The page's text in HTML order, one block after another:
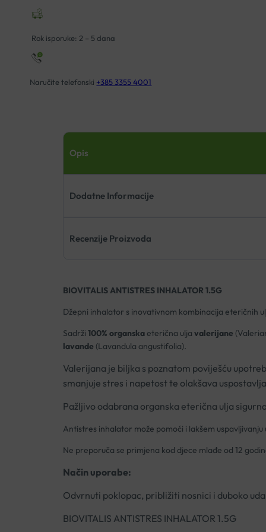
Rok isporuke: 2 – 5 dana
Naručite telefonski +385 3355 4001
Opis
Dodatne Informacije
Recenzije Proizvoda
BIOVITALIS ANTISTRES INHALATOR 1.5G
Džepni inhalator s inovativnom kombinacija eteričnih
Sadrži 100% organskaeterična ulja valerijane
lavande (Lavandula angustifolia).
Valerijana je biljka s poznatom poviješću
smanjuje stres i napetost te olakšava
Pažljivo odabrana organska eterična ulja
Antistres inhalator može pomoći i lakšem
Ne preporuča se primjena kod djece mlađe od 12
Način uporabe:
Odvrnuti poklopac, približiti nosnici i duboko
BIOVITALIS ANTISTRES INHALATOR 1.5G